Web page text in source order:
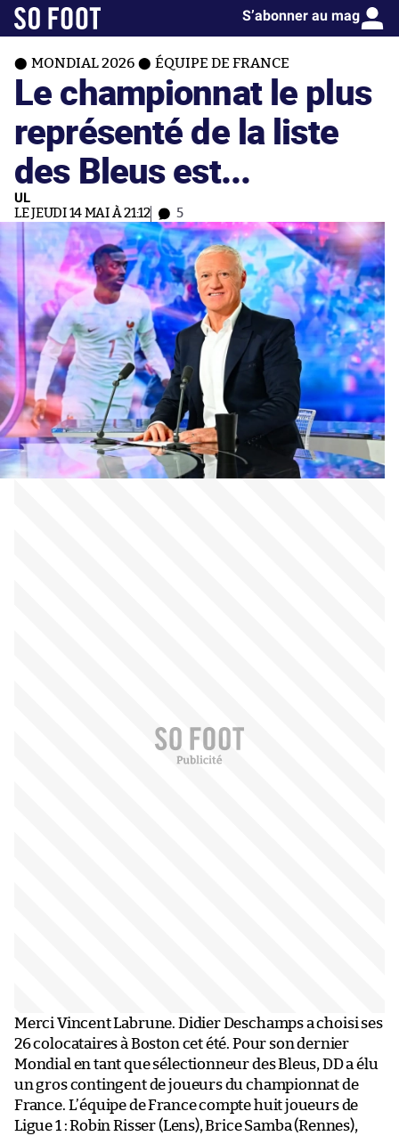
S’abonner au mag
MONDIAL 2026 ÉQUIPE DE FRANCE
Le championnat le plus
représenté de la liste
des Bleus est...
UL
LE JEUDI 14 MAI À 21:12 5
Merci Vincent Labrune. Didier Deschamps a choisi ses
26 colocataires à Boston cet été. Pour son dernier
Mondial en tant que sélectionneur des Bleus, DD a élu
un gros contingent de joueurs du championnat de
France. L’équipe de France compte huit joueurs de
Ligue 1 : Robin Risser (Lens), Brice Samba (Rennes),